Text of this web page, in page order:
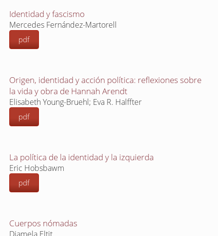
Identidad y fascismo
Mercedes Fernández-Martorell
pdf
Origen, identidad y acción política: reflexiones sobre
la vida y obra de Hannah Arendt
Elisabeth Young-Bruehl; Eva R. Halffter
pdf
La política de la identidad y la izquierda
Eric Hobsbawm
pdf
Cuerpos nómadas